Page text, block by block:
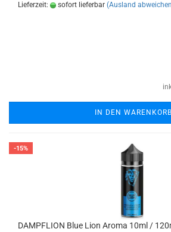
Lieferzeit: sofort lieferbar (Ausland
IN DEN WARENKORB
-15%
DAMPFLION Blue Lion Aroma 10ml /